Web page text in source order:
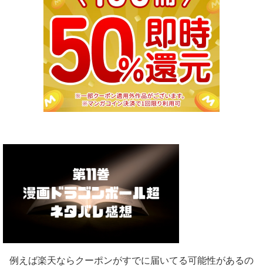
例えば楽天ならクーポンがすでに届いてる可能性があるの